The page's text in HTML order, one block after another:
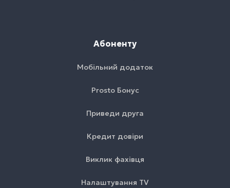
Абоненту
Мобільний додаток
Prosto Бонус
Приведи друга
Кредит довіри
Виклик фахівця
Налаштування TV